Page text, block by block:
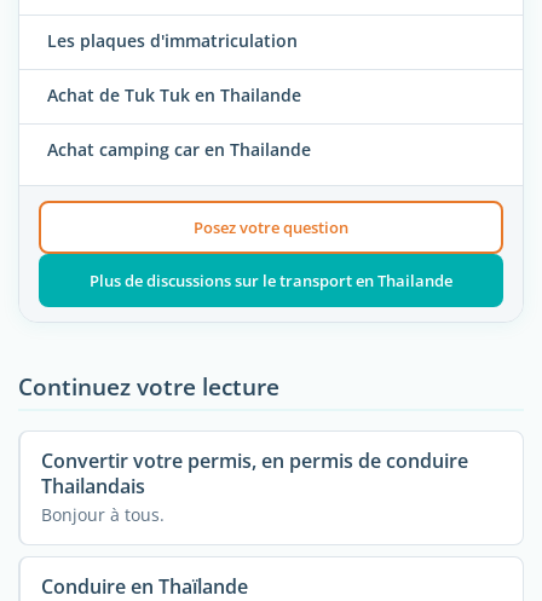
Les plaques d'immatriculation
Achat de Tuk Tuk en Thailande
Achat camping car en Thailande
Posez votre question
Plus de discussions sur le transport en Thailande
Continuez votre lecture
Convertir votre permis, en permis de conduire
Thailandais
Bonjour à tous.
Conduire en Thaïlande